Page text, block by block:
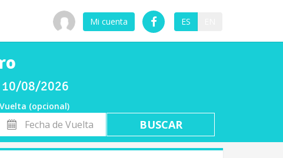
Mi cuenta ES
10/08/2026
Vuelta (opcional)
Fecha
de